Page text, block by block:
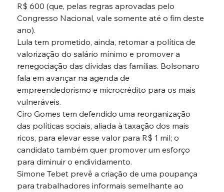
R$ 600 (que, pelas regras aprovadas pelo
Congresso Nacional, vale somente até o fim deste
ano).
Lula tem prometido, ainda, retomar a política de
valorização do salário mínimo e promover a
renegociação das dívidas das famílias. Bolsonaro
fala em avançar na agenda de
empreendedorismo e microcrédito para os mais
vulneráveis.
Ciro Gomes tem defendido uma reorganização
das políticas sociais, aliada à taxação dos mais
ricos, para elevar esse valor para R$ 1 mil; o
candidato também quer promover um esforço
para diminuir o endividamento.
Simone Tebet prevê a criação de uma poupança
para trabalhadores informais semelhante ao